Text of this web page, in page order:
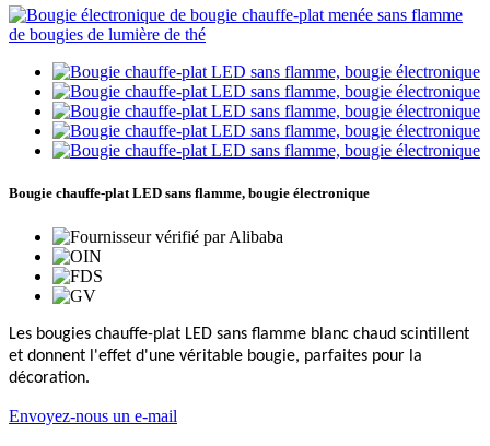
Bougie chauffe-plat LED sans flamme, bougie électronique
Les bougies chauffe-plat LED sans flamme blanc chaud scintillent
et donnent l'effet d'une véritable bougie, parfaites pour la
décoration.
Envoyez-nous un e-mail